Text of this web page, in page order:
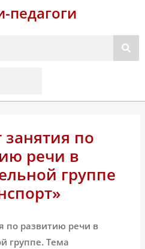
педагоги
занятия по
речи в
группе
по развитию речи в
группе. Тема